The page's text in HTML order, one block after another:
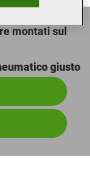
montati sul
giusto